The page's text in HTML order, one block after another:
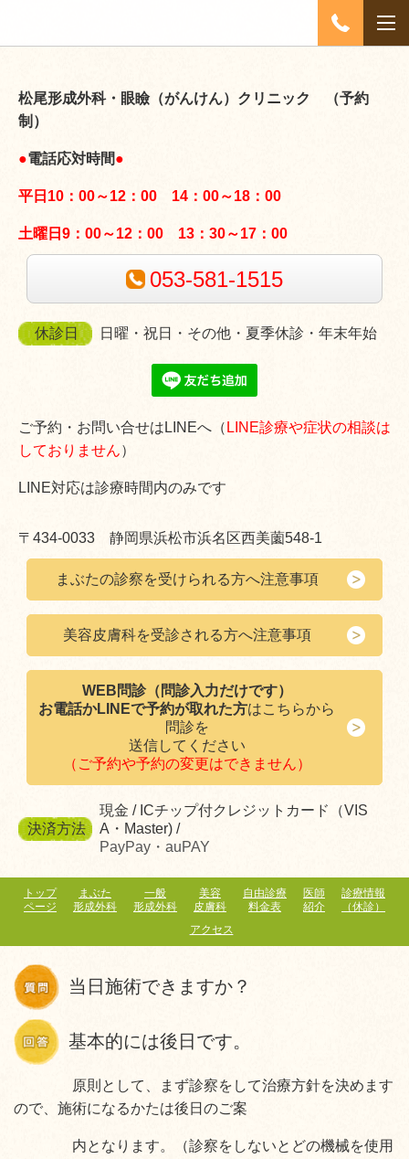
松尾形成外科・眼瞼（がんけん）クリニック （予約
制）
●電話応対時間●
平日10：00～12：00 14：00～18：00
土曜日9：00～12：00 13：30～17：00
053-581-1515
休診日 日曜・祝日・その他・夏季休診・年末年始
ご予約・お問い合せはLINEへ（ LINE診療や症状の相談は
しておりません）
LINE対応は診療時間内のみです
〒434-0033 静岡県浜松市浜名区西美薗548-1
まぶたの診察を受けられる方へ注意事項
美容皮膚科を受診される方へ注意事項
WEB問診（問診入力だけです）
お電話かLINEで予約が取れた方はこちらから
問診を
送信してください
（ ご予約や予約の変更はできません）
決済方法
現金 / ICチップ付クレジットカード（VIS
A・Master) /
PayPay・auPAY
トップ
ページ
まぶた
形成外科
一般
形成外科
美容
皮膚科
自由診療
料金表
医師
紹介
診療情報
（休診）
アクセス
当日施術できますか？
基本的には後日です。
原則として、まず診察をして治療方針を決めます
ので、施術になるかたは後日のご案
内となります。（診察をしないとどの機械を使用